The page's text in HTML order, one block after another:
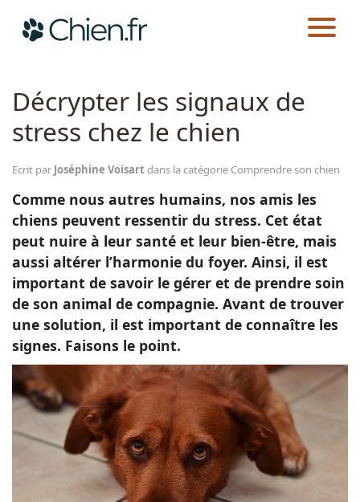
Races
CHIEN.FR GUIDES AU QUOTIDIEN COMPRENDRE SON CHIEN
Décrypter les signaux de
stress chez le chien
Ecrit par Joséphine Voisart dans la catégorie Comprendre son chien
Comme nous autres humains, nos amis les
chiens peuvent ressentir du stress. Cet état
peut nuire à leur santé et leur bien-être, mais
aussi altérer l’harmonie du foyer. Ainsi, il est
important de savoir le gérer et de prendre soin
de son animal de compagnie. Avant de trouver
une solution, il est important de connaître les
signes. Faisons le point.